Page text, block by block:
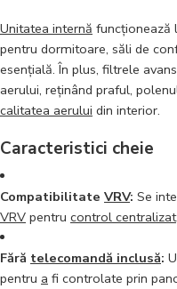
Unitatea internă funcționează
pentru dormitoare, săli de
esențială. În plus, filtrele
aerului, reținând praful,
calitatea aerului din interior.
Caracteristici cheie
Compatibilitate VRV: Se
VRV pentru control centralizat
Fără telecomandă inclusă:
pentru a fi controlate prin